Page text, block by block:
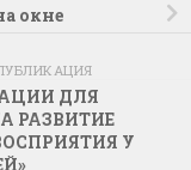
окне
ДЛЯ
РАЗВИТИЕ
У